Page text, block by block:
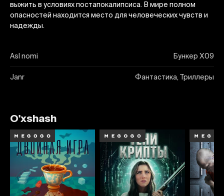
выжить в условиях постапокалипсиса. В мире полном
опасностей находится место для человеческих чувств и
надежды.
Asl nomi Бункер Х09
Janr Фантастика, Триллеры
O'xshash